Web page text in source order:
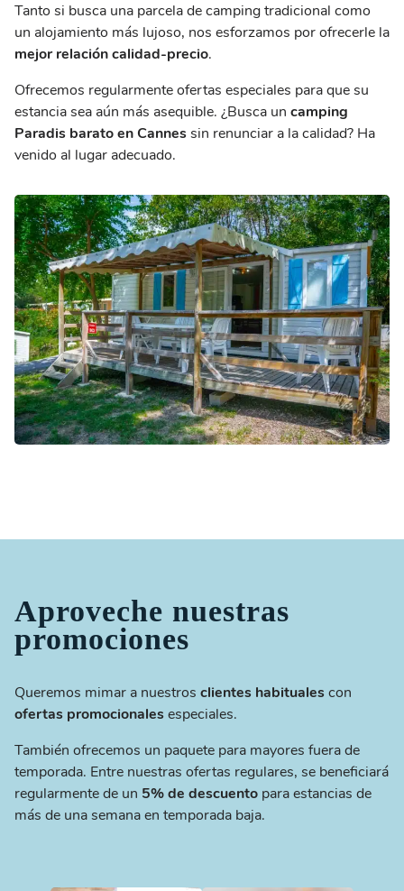
Tanto si busca una parcela de camping tradicional como
un alojamiento más lujoso, nos esforzamos por ofrecerle la
mejor relación calidad-precio.
Ofrecemos regularmente ofertas especiales para que su
estancia sea aún más asequible. ¿Busca un camping
Paradis barato en Cannessin renunciar a la calidad? Ha
venido al lugar adecuado.
Aproveche nuestras
promociones
Queremos mimar a nuestros clientes habitualescon
ofertas promocionalesespeciales.
También ofrecemos un paquete para mayores fuera de
temporada. Entre nuestras ofertas regulares, se beneficiará
regularmente de un 5% de descuento para estancias de
más de una semana en temporada baja.